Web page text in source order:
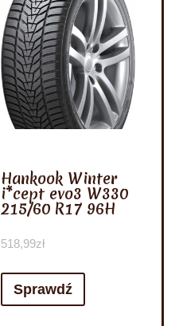
Hankook Winter
i*cept evo3 W330
215/60 R17 96H
518,99zł
Sprawdź